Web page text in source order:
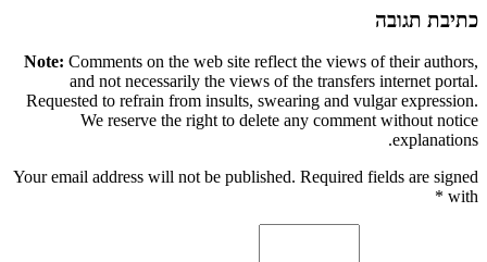
כתיבת תגובה
Note: Comments on the web site reflect the views of their authors,
and not necessarily the views of the transfers internet portal.
Requested to refrain from insults, swearing and vulgar expression.
We reserve the right to delete any comment without notice
explanations.
Your email address will not be published. Required fields are signed
with
*